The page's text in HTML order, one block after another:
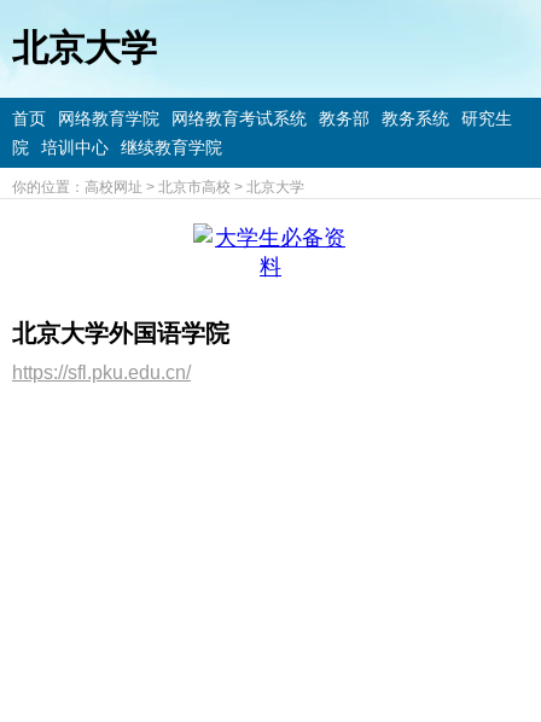
北京大学
首页 网络教育学院 网络教育考试系统 教务部 教务系统
研究生
院
培训中心 继续教育学院
你的位置： 高校网址 > 北京市高校 > 北京大学
北京大学外国语学院
https://sfl.pku.edu.cn/